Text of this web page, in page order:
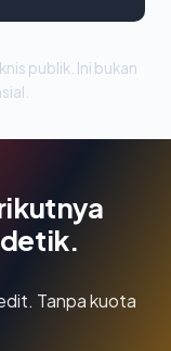
publik. Ini bukan
Tanpa kuota